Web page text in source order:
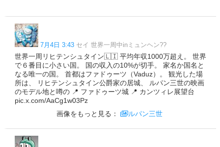
7月4日 3:43 セイ 世界一周中inミュンヘン??
世界一周リヒテンシュタイン🇱🇮 平均年収1000万超え。 世界
で６番目に小さい国。 国の収入の10%が切手。 家名か国名と
なる唯一の国。 首都はファドゥーツ（Vaduz）。 観光した場
所は、 リヒテンシュタイン公爵家の居城、 ルパン三世の映画
のモデル地と噂の 📍 ファドゥーツ城 📍 カンツィレ展望台
pic.x.com/AaCg1w03Pz
画像をもっと見る：
ルパン三世